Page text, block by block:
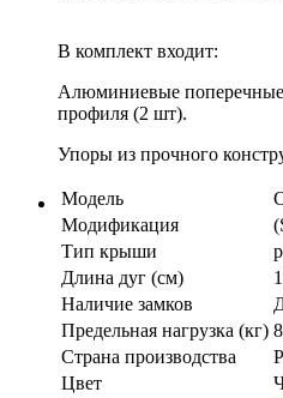
В комплект входит:
Алюминиевые поперечные
профиля (2 шт).
Упоры из прочного
Модель
Модификация
Тип крыши
Длина дуг (см)
Наличие замков
Предельная нагрузка (кг)
Страна производства
Цвет